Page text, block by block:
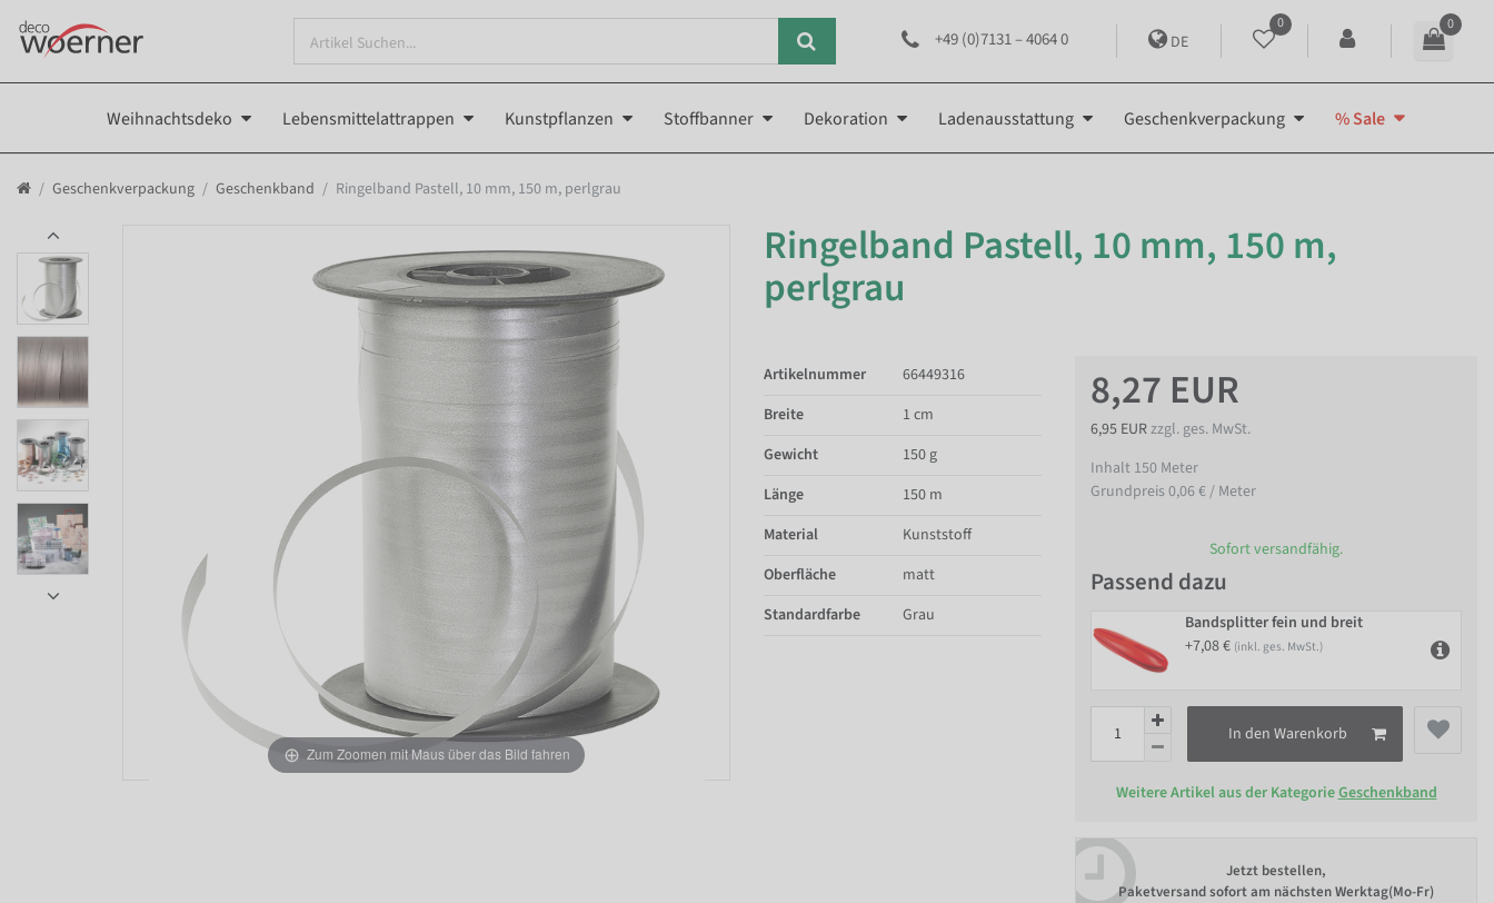
+49 (0)7131 – 4064 0 DE
0 0
Weihnachtsdeko Lebensmittelattrappen Kunstpflanzen Stoffbanner Dekoration Ladenausstattung Geschenkverpackung % Sale
Geschenkverpackung Geschenkband Ringelband Pastell, 10 mm, 150 m, perlgrau
Zum Zoomen mit Maus über das Bild fahren
Ringelband Pastell, 10 mm, 150 m,
perlgrau
8,27 EUR
6,95 EURzzgl. ges. MwSt.
Inhalt 150 Meter
Grundpreis0,06 € / Meter
Sofort versandfähig.
Passend dazu
Bandsplitter fein und breit
+7,08 € (inkl. ges. MwSt.)
In den Warenkorb
Weitere Artikel aus der KategorieGeschenkband
Jetzt bestellen,
Paketversand sofort am nächsten Werktag(Mo-Fr)
Artikelnummer
66449316
Breite
1 cm
Gewicht
150 g
Länge
150 m
Material
Kunststoff
Oberfläche
matt
Standardfarbe
Grau